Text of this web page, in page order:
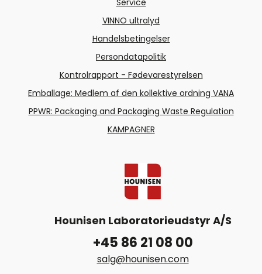
Service
VINNO ultralyd
Handelsbetingelser
Persondatapolitik
Kontrolrapport - Fødevarestyrelsen
Emballage: Medlem af den kollektive ordning VANA
PPWR: Packaging and Packaging Waste Regulation
KAMPAGNER
Hounisen Laboratorieudstyr A/S
+45 86 21 08 00
salg@hounisen.com